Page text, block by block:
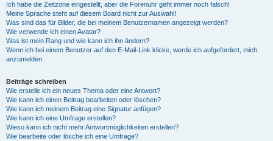
Ich habe die Zeitzone eingestellt, aber die Forenuhr geht immer noch falsch!
Meine Sprache steht auf diesem Board nicht zur Auswahl!
Was sind das für Bilder, die bei meinem Benutzernamen angezeigt werden?
Wie verwende ich einen Avatar?
Was ist mein Rang und wie kann ich ihn ändern?
Wenn ich bei einem Benutzer auf den E-Mail-Link klicke, werde ich aufgefordert, mich
anzumelden.
Beiträge schreiben
Wie erstelle ich ein neues Thema oder eine Antwort?
Wie kann ich einen Beitrag bearbeiten oder löschen?
Wie kann ich meinem Beitrag eine Signatur anfügen?
Wie kann ich eine Umfrage erstellen?
Wieso kann ich nicht mehr Antwortmöglichkeiten erstellen?
Wie bearbeite oder lösche ich eine Umfrage?